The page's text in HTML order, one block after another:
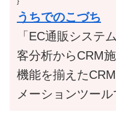
うちでのこづち
「EC通販システ
客分析からCRM
機能を揃えた
メーションツール